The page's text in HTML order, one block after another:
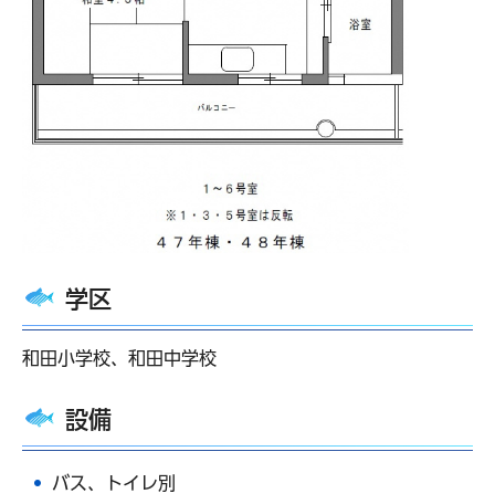
学区
和田小学校、和田中学校
設備
バス、トイレ別